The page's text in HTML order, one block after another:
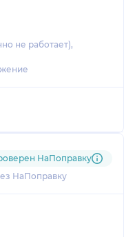
не работает),
НаПоправку
НаПоправку